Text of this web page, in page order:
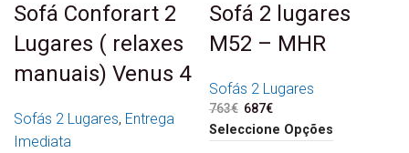
Sofá Conforart 2
Lugares ( relaxes
manuais) Venus 4
Sofás 2 Lugares, Entrega
Imediata
Sofá 2 lugares
M52 – MHR
Sofás 2 Lugares
763€ O preço original era:
763€.
687€
687€.
Seleccione Opções